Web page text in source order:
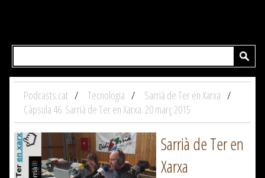
Podcasts.cat Tecnologia
Sarrià de Ter en Xarxa
Càpsula 46. Sarrià de Ter en Xarxa. 20 març 2015
Sarrià de Ter en
Xarxa